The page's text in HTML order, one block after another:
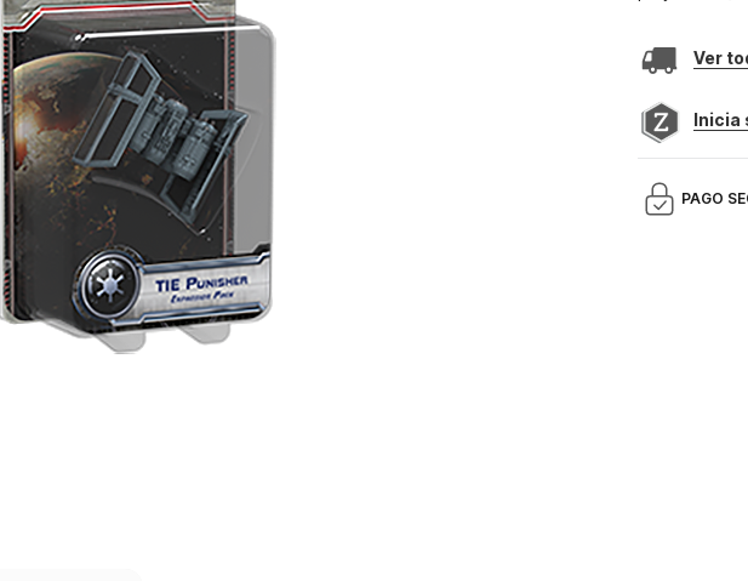
Ver
Inicia
PAGO